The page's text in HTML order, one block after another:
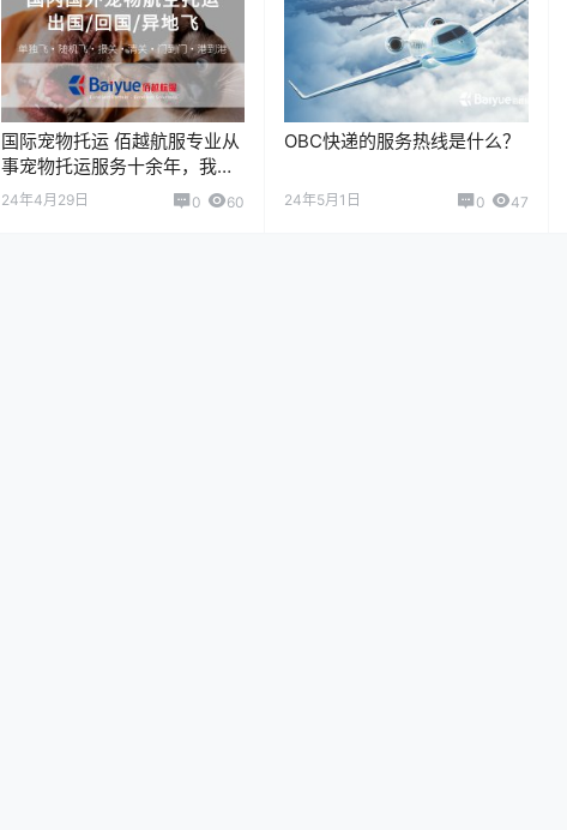
国际宠物托运 佰越航服专业从
事宠物托运服务十余年，我们
积累了大量的国际宠物托运服
务经验，不管您是宠物出国、
24年4月29日 0 60
OBC快递的服务热线是什么？
24年5月1日 0 47